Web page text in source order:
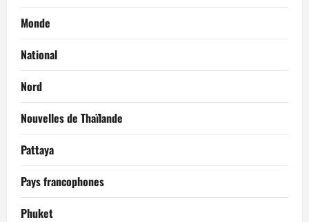
Monde
National
Nord
Nouvelles de Thaïlande
Pattaya
Pays francophones
Phuket